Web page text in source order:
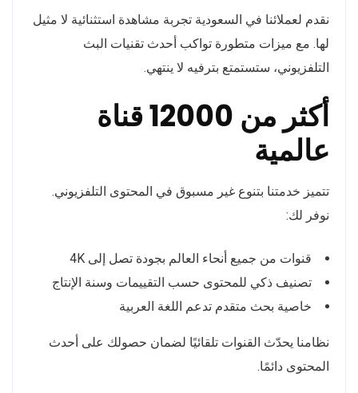
نقدم لعملائنا في السعودية تجربة مشاهدة استثنائية لا مثيل
لها. مع ميزات متطورة تواكب أحدث تقنيات البث
التلفزيوني، ستستمتع بترفيه لا ينتهي.
أكثر من 12000 قناة
عالمية
تتميز خدمتنا بتنوع غير مسبوق في المحتوى التلفزيوني.
نوفر لك:
قنوات من جميع أنحاء العالم بجودة تصل إلى 4K
تصنيف ذكي للمحتوى حسب التقييمات وسنة الإنتاج
خاصية بحث متقدم تدعم اللغة العربية
نظامنا يحدّث القنوات تلقائيًا لضمان حصولك على أحدث
المحتوى دائمًا.